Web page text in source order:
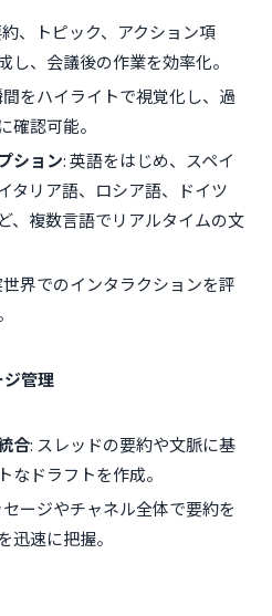
約、トピック、アクション項
し、会議後の作業を効率化。
をハイライトで視覚化し、過
確認可能。
ション: 英語をはじめ、スペイ
タリア語、ロシア語、ドイツ
、複数言語でリアルタイムの文
世界でのインタラクションを評
ジ管理
合: スレッドの要約や文脈に基
なドラフトを作成。
セージやチャネル全体で要約を
迅速に把握。